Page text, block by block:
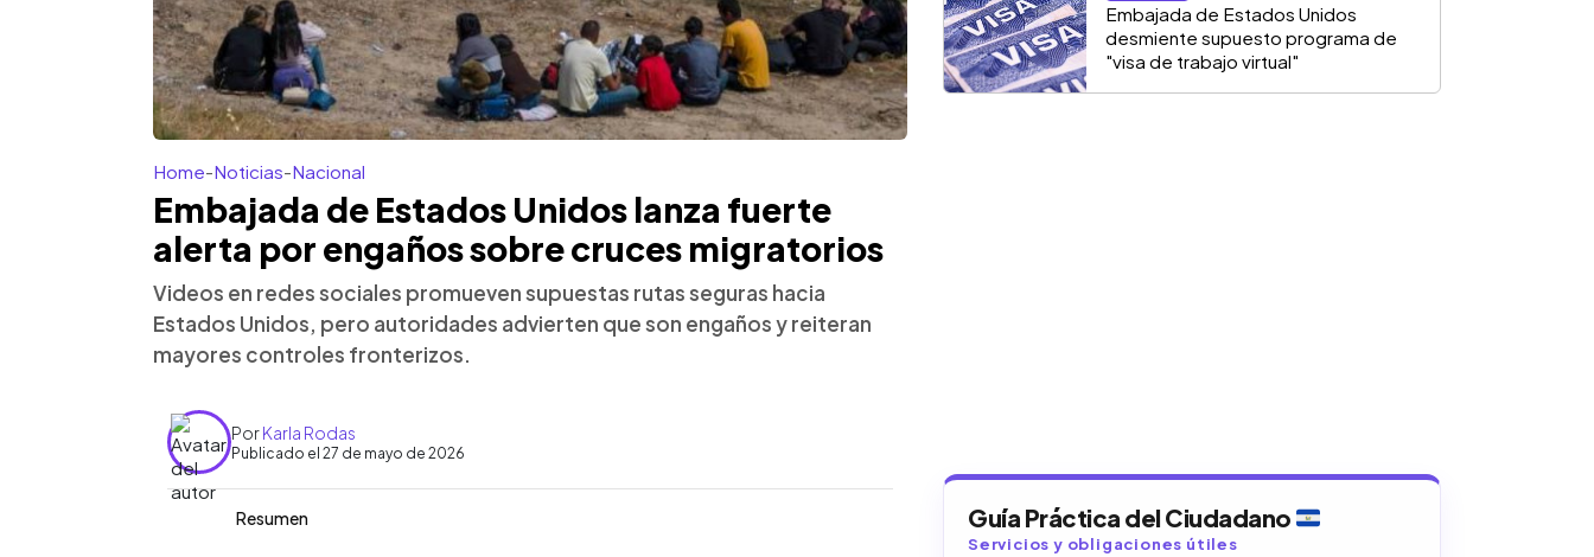
Home-Noticias-Nacional
Embajada de Estados Unidos lanza fuerte
alerta por engaños sobre cruces migratorios
Videos en redes sociales promueven supuestas rutas seguras hacia
Estados Unidos, pero autoridades advierten que son engaños y reiteran
mayores controles fronterizos.
PorKarla Rodas
Publicado el 27 de mayo de 2026
Resumen
Embajada de Estados Unidos
desmiente supuesto programa de
"visa de trabajo virtual"
Guía Práctica del Ciudadano
Servicios y obligaciones útiles